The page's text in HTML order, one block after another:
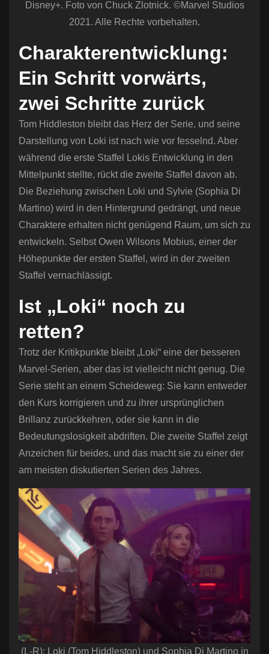
Disney+. Foto von Chuck Zlotnick. ©Marvel Studios
2021. Alle Rechte vorbehalten.
Charakterentwicklung:
Ein Schritt vorwärts,
zwei Schritte zurück
Tom Hiddleston bleibt das Herz der Serie, und seine
Darstellung von Loki ist nach wie vor fesselnd. Aber
während die erste Staffel Lokis Entwicklung in den
Mittelpunkt stellte, rückt die zweite Staffel davon ab.
Die Beziehung zwischen Loki und Sylvie (Sophia Di
Martino) wird in den Hintergrund gedrängt, und neue
Charaktere erhalten nicht genügend Raum, um sich zu
entwickeln. Selbst Owen Wilsons Mobius, einer der
Höhepunkte der ersten Staffel, wird in der zweiten
Staffel vernachlässigt.
Ist „Loki“ noch zu
retten?
Trotz der Kritikpunkte bleibt „Loki“ eine der besseren
Marvel-Serien, aber das ist vielleicht nicht genug. Die
Serie steht an einem Scheideweg: Sie kann entweder
den Kurs korrigieren und zu ihrer ursprünglichen
Brillanz zurückkehren, oder sie kann in die
Bedeutungslosigkeit abdriften. Die zweite Staffel zeigt
Anzeichen für beides, und das macht sie zu einer der
am meisten diskutierten Serien des Jahres.
(L-R): Loki (Tom Hiddleston) und Sophia Di Martino in